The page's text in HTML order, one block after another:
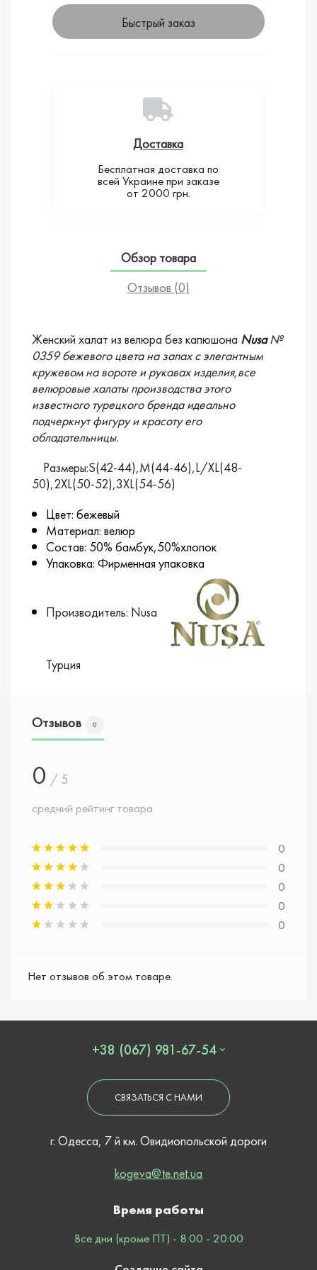
Быстрый заказ
Доставка
Бесплатная доставка по
всей Украине при заказе
от 2000 грн.
Обзор товара
Отзывов (0)
Женский халат из велюра без капюшона Nusa№
0359 бежевого цвета на запах с элегантным
кружевом на вороте и рукавах изделия,все
велюровые халаты производства этого
известного турецкого бренда идеально
подчеркнут фигуру и красоту его
обладательницы.
Размеры:S(42-44),M(44-46),L/XL(48-
50),2XL(50-52),3XL(54-56)
Цвет: бежевый
Материал: велюр
Состав: 50% бамбук,50%хлопок
Упаковка: Фирменная упаковка
Производитель: Nusa
Турция
Отзывов 0
0 / 5
средний рейтинг товара
0
0
0
0
0
Нет отзывов об этом товаре.
+38 (067) 981-67-54
СВЯЗАТЬСЯ С НАМИ
г. Одесса, 7 й км. Овидиопольской дороги
kogeva@te.net.ua
Время работы
Все дни (кроме ПТ) - 8:00 - 20:00